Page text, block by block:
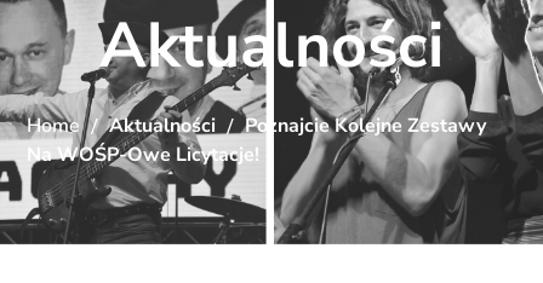
Aktualności
Home Aktualności
Poznajcie Kolejne Zestawy
Na WOŚP-Owe Licytacje!